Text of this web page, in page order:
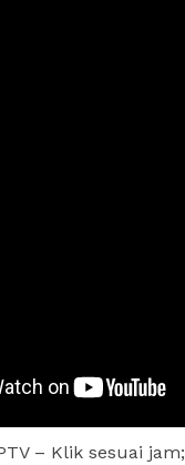
– Klik sesuai jam;